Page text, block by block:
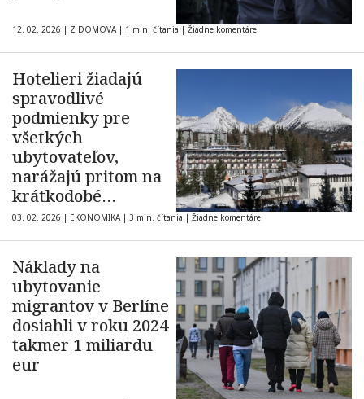
12. 02. 2026 | Z DOMOVA | 1 min. čítania | Žiadne komentáre
Hotelieri žiadajú
spravodlivé
podmienky pre
všetkých
ubytovateľov,
narážajú pritom na
krátkodobé
prenájmy cez online
platformy
03. 02. 2026 | EKONOMIKA | 3 min. čítania | Žiadne komentáre
Náklady na
ubytovanie
migrantov v Berlíne
dosiahli v roku 2024
takmer 1 miliardu
eur